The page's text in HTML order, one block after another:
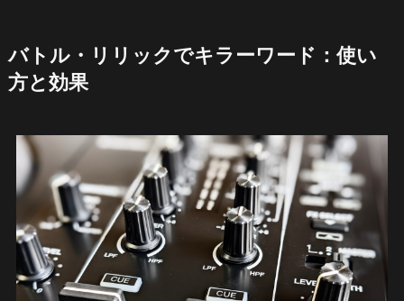
バトル・リリックでキラーワード：使い
方と効果